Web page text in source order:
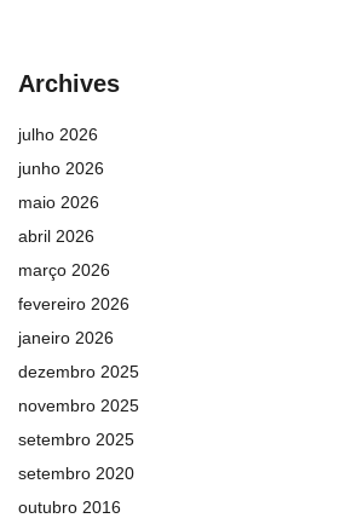
Archives
julho 2026
junho 2026
maio 2026
abril 2026
março 2026
fevereiro 2026
janeiro 2026
dezembro 2025
novembro 2025
setembro 2025
setembro 2020
outubro 2016